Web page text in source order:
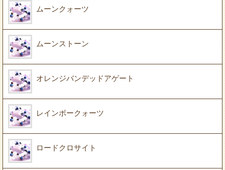
ムーンクォーツ
ムーンストーン
オレンジバンデッドアゲート
レインボークォーツ
ロードクロサイト